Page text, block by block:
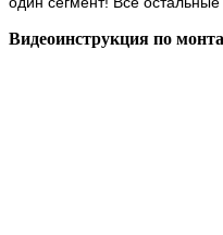
Видеоинструкция по